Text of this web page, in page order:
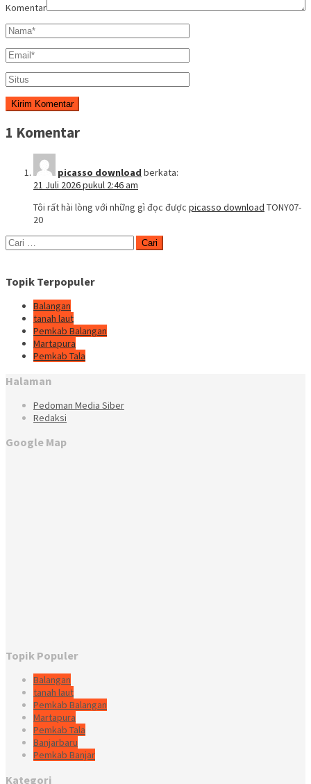
Komentar
1 Komentar
picasso download berkata:
21 Juli 2026 pukul 2:46 am
Tôi rất hài lòng với những gì đọc được picasso download TONY07-
20
Cari
untuk:
Topik Terpopuler
Balangan
tanah laut
Pemkab Balangan
Martapura
Pemkab Tala
Halaman
Pedoman Media Siber
Redaksi
Google Map
Topik Populer
Balangan
tanah laut
Pemkab Balangan
Martapura
Pemkab Tala
Banjarbaru
Pemkab Banjar
Kategori